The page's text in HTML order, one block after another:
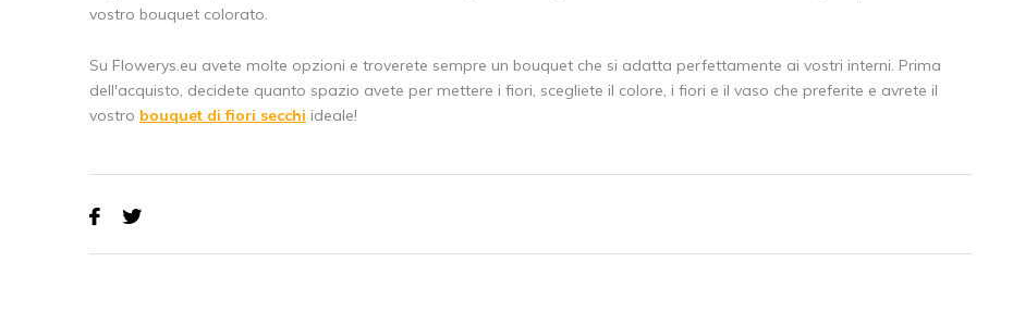
vostro bouquet colorato.
Su Flowerys.eu avete molte opzioni e troverete sempre un bouquet che si adatta perfettamente ai vostri interni. Prima
dell'acquisto, decidete quanto spazio avete per mettere i fiori, scegliete il colore, i fiori e il vaso che preferite e avrete il
vostro bouquet di fiori secchi ideale!